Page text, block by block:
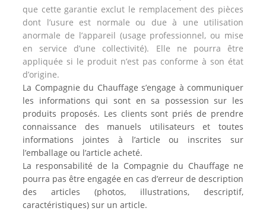
que cette garantie exclut le remplacement des pièces
dont l’usure est normale ou due à une utilisation
anormale de l’appareil (usage professionnel, ou mise
en service d’une collectivité). Elle ne pourra être
appliquée si le produit n’est pas conforme à son état
d’origine.
La Compagnie du Chauffage s’engage à communiquer
les informations qui sont en sa possession sur les
produits proposés. Les clients sont priés de prendre
connaissance des manuels utilisateurs et toutes
informations jointes à l’article ou inscrites sur
l’emballage ou l’article acheté.
La responsabilité de la Compagnie du Chauffage ne
pourra pas être engagée en cas d’erreur de description
des articles (photos, illustrations, descriptif,
caractéristiques) sur un article.